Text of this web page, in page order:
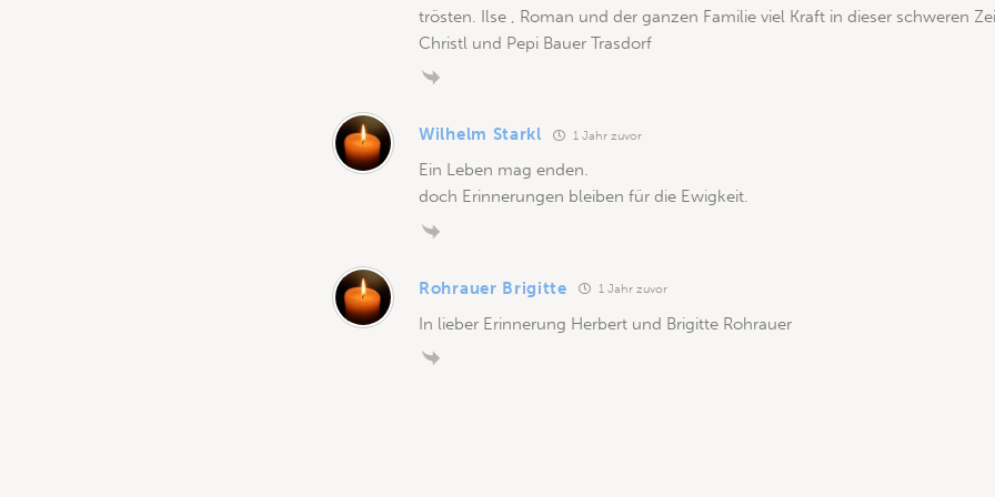
trösten. Ilse , Roman und der ganzen Familie viel Kraft in dieser schweren
Christl und Pepi Bauer Trasdorf
Wilhelm Starkl 1 Jahr zuvor
Ein Leben mag enden.
doch Erinnerungen bleiben für die Ewigkeit.
Rohrauer Brigitte 1 Jahr zuvor
In lieber Erinnerung Herbert und Brigitte Rohrauer